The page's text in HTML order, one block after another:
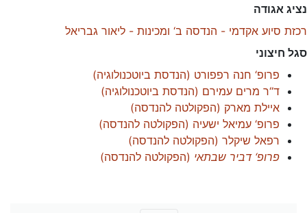
נציג אגודה
רכזת סיוע אקדמי - הנדסה ב‘ ומכינות - ליאור גבריאל
סגל חיצוני
פרופ‘ חנה רפפורט (הנדסת ביוטכנולוגיה)
ד“ר מרים עמירם (הנדסת ביוטכנולוגיה)
איילת מארק (הפקולטה להנדסה)
פרופ‘ עמיאל ישעיה (הפקולטה להנדסה)
רפאל שיקלר (הפקולטה להנדסה)
פרופ‘ דביר שבתאי (הפקולטה להנדסה)